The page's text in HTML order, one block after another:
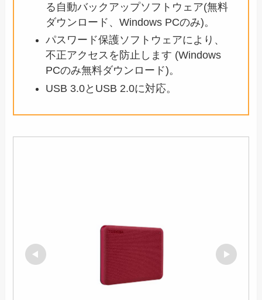
る自動バックアップソフトウェア(無料
ダウンロード、Windows PCのみ)。
パスワード保護ソフトウェアにより、
不正アクセスを防止します (Windows
PCのみ無料ダウンロード)。
USB 3.0とUSB 2.0に対応。